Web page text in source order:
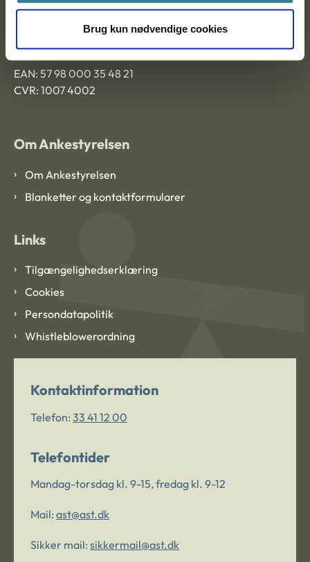
Brug kun nødvendige cookies
EAN: 57 98 000 35 48 21
CVR: 1007 4002
Om Ankestyrelsen
Om Ankestyrelsen
Blanketter og kontaktformularer
Links
Tilgængelighedserklæring
Cookies
Persondatapolitik
Whistleblowerordning
Kontaktinformation
Telefon: 33 41 12 00
Telefontider
Mandag-torsdag kl. 9-15, fredag kl. 9-12
Mail: ast@ast.dk
Sikker mail: sikkermail@ast.dk